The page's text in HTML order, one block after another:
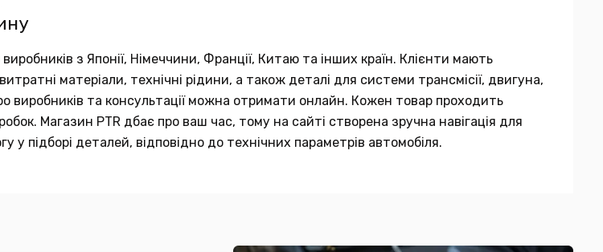
з Японії, Німеччини, Франції, Китаю та інших країн. Клієнти мають
матеріали, технічні рідини, а також деталі для системи трансмісії, двигуна,
виробників та консультації можна отримати онлайн. Кожен товар проходить
Магазин PTR дбає про ваш час, тому на сайті створена зручна навігація для
підборі деталей, відповідно до технічних параметрів автомобіля.